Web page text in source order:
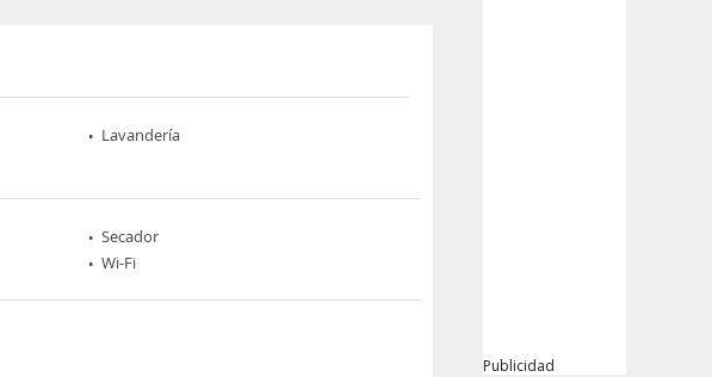
Lavandería
Secador
Wi-Fi
Publicidad